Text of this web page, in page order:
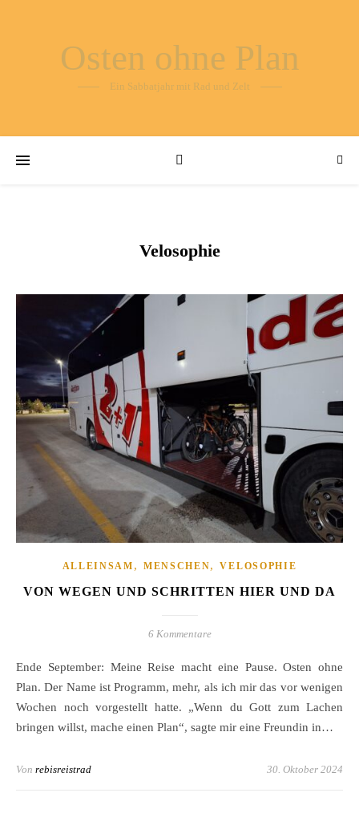
Osten ohne Plan
Ein Sabbatjahr mit Rad und Zelt
Velosophie
ALLEINSAM , MENSCHEN,VELOSOPHIE
VON WEGEN UND SCHRITTEN HIER UND DA
6 Kommentare
Ende September: Meine Reise macht eine Pause. Osten ohne
Plan. Der Name ist Programm, mehr, als ich mir das vor wenigen
Wochen noch vorgestellt hatte. „Wenn du Gott zum Lachen
bringen willst, mache einen Plan“, sagte mir eine Freundin in…
Von rebisreistrad 30. Oktober 2024